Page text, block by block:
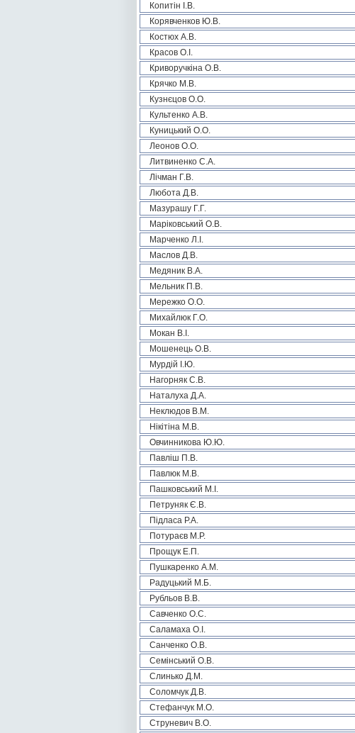
Копитін І.В.
Корявченков Ю.В.
Костюх А.В.
Красов О.І.
Криворучкіна О.В.
Крячко М.В.
Кузнєцов О.О.
Культенко А.В.
Куницький О.О.
Леонов О.О.
Литвиненко С.А.
Лічман Г.В.
Любота Д.В.
Мазурашу Г.Г.
Маріковський О.В.
Марченко Л.І.
Маслов Д.В.
Медяник В.А.
Мельник П.В.
Мережко О.О.
Михайлюк Г.О.
Мокан В.І.
Мошенець О.В.
Мурдій І.Ю.
Нагорняк С.В.
Наталуха Д.А.
Неклюдов В.М.
Нікітіна М.В.
Овчинникова Ю.Ю.
Павліш П.В.
Павлюк М.В.
Пашковський М.І.
Петруняк Є.В.
Підласа Р.А.
Потураєв М.Р.
Прощук Е.П.
Пушкаренко А.М.
Радуцький М.Б.
Рубльов В.В.
Савченко О.С.
Саламаха О.І.
Санченко О.В.
Семінський О.В.
Слинько Д.М.
Соломчук Д.В.
Стефанчук М.О.
Струневич В.О.